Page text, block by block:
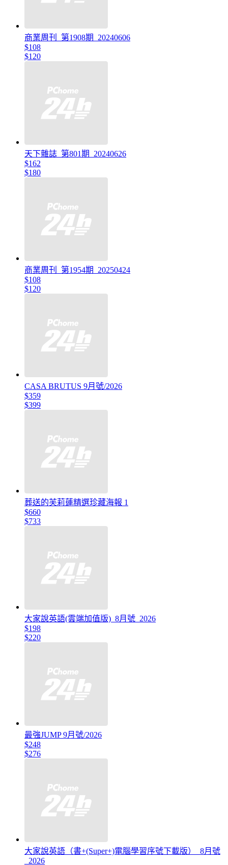
商業周刊_第1908期_20240606
$108
$120
天下雜誌_第801期_20240626
$162
$180
商業周刊_第1954期_20250424
$108
$120
CASA BRUTUS 9月號/2026
$359
$399
葬送的芙莉蓮精選珍藏海報 1
$660
$733
大家說英語(雲端加值版)_8月號_2026
$198
$220
最強JUMP 9月號/2026
$248
$276
大家說英語（書+(Super+)電腦學習序號下載版）_8月號
_2026